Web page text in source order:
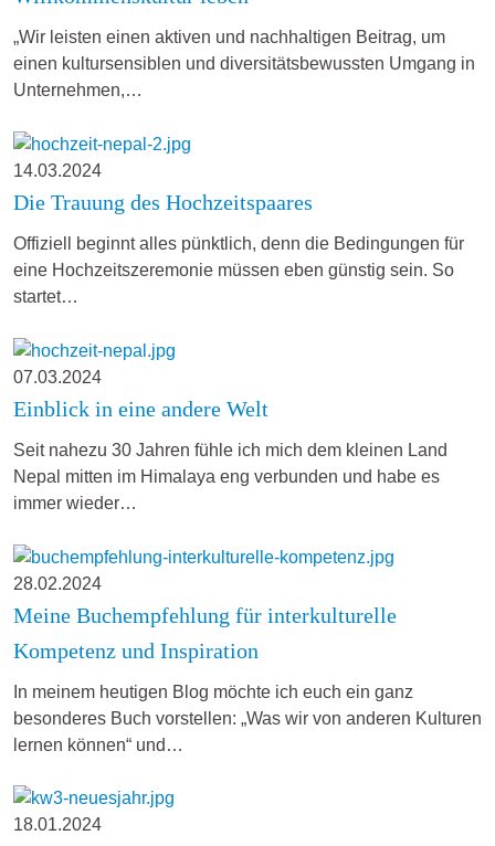
„Wir leisten einen aktiven und nachhaltigen Beitrag, um
einen kultursensiblen und diversitätsbewussten Umgang in
Unternehmen,…
14.03.2024
Die Trauung des Hochzeitspaares
Offiziell beginnt alles pünktlich, denn die Bedingungen für
eine Hochzeitszeremonie müssen eben günstig sein. So
startet…
07.03.2024
Einblick in eine andere Welt
Seit nahezu 30 Jahren fühle ich mich dem kleinen Land
Nepal mitten im Himalaya eng verbunden und habe es
immer wieder…
28.02.2024
Meine Buchempfehlung für interkulturelle
Kompetenz und Inspiration
In meinem heutigen Blog möchte ich euch ein ganz
besonderes Buch vorstellen: „Was wir von anderen Kulturen
lernen können“ und…
18.01.2024